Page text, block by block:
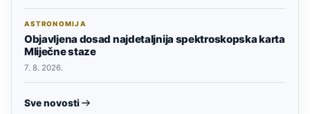
ASTRONOMIJA
Objavljena dosad najdetaljnija spektroskopska karta
Mliječne staze
7. 8. 2026.
Sve novosti